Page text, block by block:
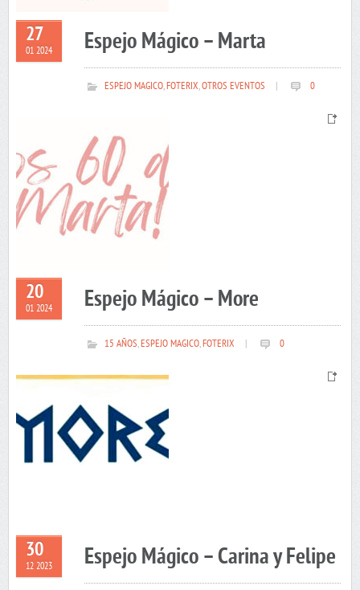
27
01 2024 Espejo Mágico – Marta
ESPEJO MAGICO,FOTERIX,OTROS EVENTOS 0
20
01 2024 Espejo Mágico – More
15 AÑOS,ESPEJO MAGICO,FOTERIX 0
30
12 2023 Espejo Mágico – Carina y Felipe